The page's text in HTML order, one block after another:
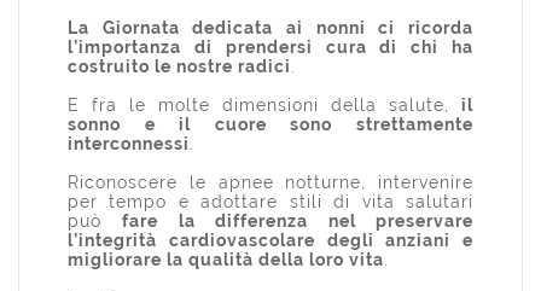
La Giornata dedicata ai nonni ci ricorda
l’importanza di prendersi cura di chi ha
costruito le nostre radici
E fra le molte dimensioni della salute, il
sonno e il cuore sono strettamente
interconnessi
Riconoscere le apnee notturne, intervenire
per tempo e adottare stili di vita salutari
puòfare la differenza nel preservare
l’integrità cardiovascolare degli anziani e
migliorare la qualità della loro vita